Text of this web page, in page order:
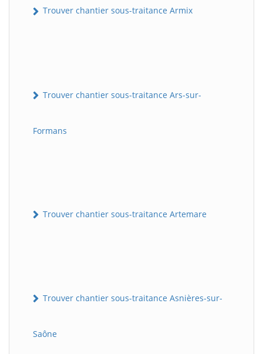
Trouver chantier sous-traitance Armix
Trouver chantier sous-traitance Ars-sur-
Formans
Trouver chantier sous-traitance Artemare
Trouver chantier sous-traitance Asnières-sur-
Saône